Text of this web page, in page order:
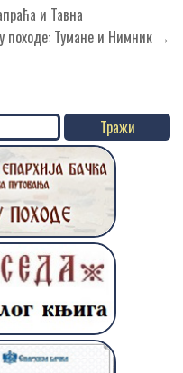
и Тавна
походе: Тумане и Нимник →